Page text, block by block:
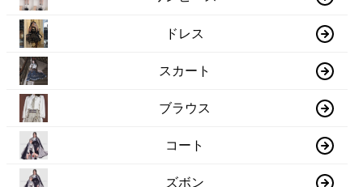
ドレス
スカート
ブラウス
コート
ズボン